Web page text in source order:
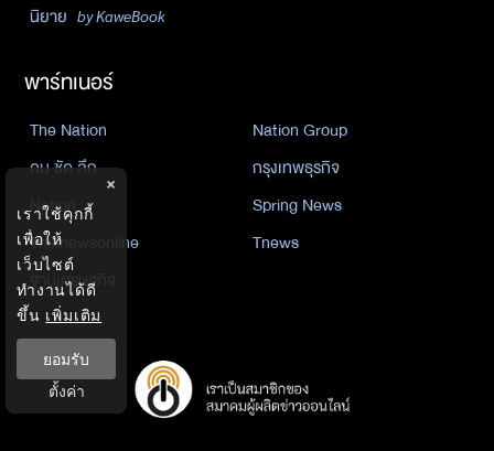
นิยาย by KaweBook
พาร์ทเนอร์
The Nation
Nation Group
คม ชัด ลึก
กรุงเทพธุรกิจ
Nation
Spring News
Thainewsonline
Tnews
ฐานเศรษฐกิจ
×
เราใช้คุกกี้
เพื่อให้
เว็บไซต์
ทำงานได้ดี
ขึ้น เพิ่มเติม
ยอมรับ
ตั้งค่า